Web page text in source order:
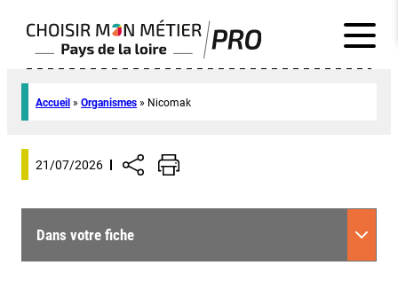
Accueil » Organismes » Nicomak
21/07/2026
Dans votre fiche